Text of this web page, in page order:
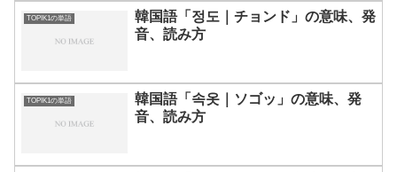
TOPIK1の単語
韓国語「정도｜チョンド」の意味、発
音、読み方
TOPIK1の単語
韓国語「속옷｜ソゴッ」の意味、発
音、読み方